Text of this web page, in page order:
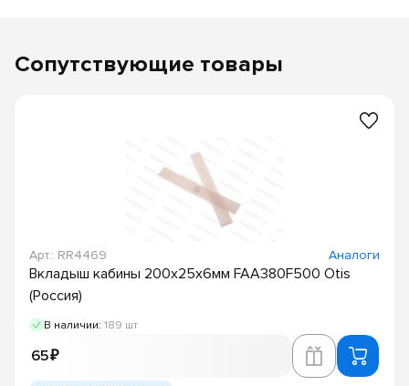
Сопутствующие товары
Арт.: RR4469 Аналоги
Вкладыш кабины 200х25х6мм FAA380F500 Otis
(Россия)
В наличии: 189 шт
65 ₽